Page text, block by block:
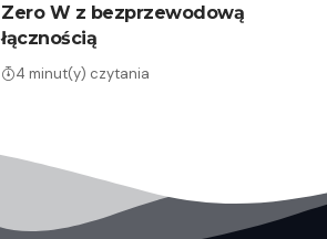
Zero W z bezprzewodową
łącznością
4 minut(y) czytania